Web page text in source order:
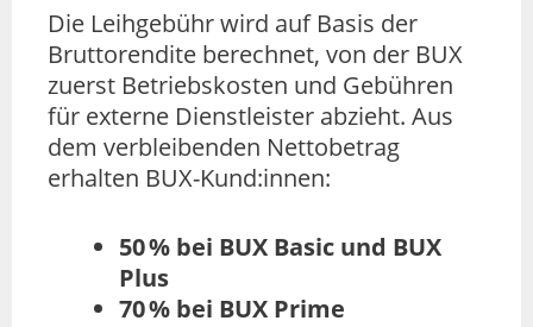
Die Leihgebühr wird auf Basis der
Bruttorendite berechnet, von der BUX
zuerst Betriebskosten und Gebühren
für externe Dienstleister abzieht. Aus
dem verbleibenden Nettobetrag
erhalten BUX-Kund:innen:
50 % bei BUX Basic und BUX
Plus
70 % bei BUX Prime